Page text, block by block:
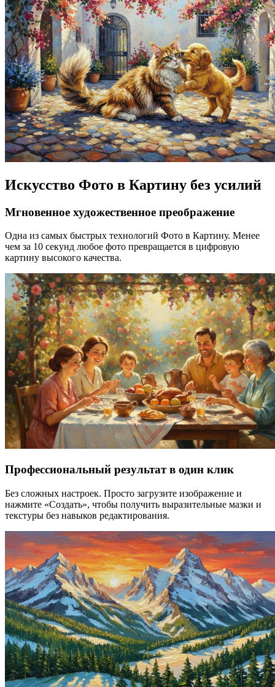
Искусство Фото в Картину без усилий
Мгновенное художественное преображение
Одна из самых быстрых технологий Фото в Картину. Менее
чем за 10 секунд любое фото превращается в цифровую
картину высокого качества.
Профессиональный результат в один клик
Без сложных настроек. Просто загрузите изображение и
нажмите «Создать», чтобы получить выразительные мазки и
текстуры без навыков редактирования.